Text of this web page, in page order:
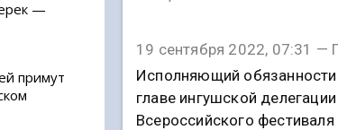
—
примут
19 сентября 2022, 07:31 —
Исполняющий
главе ингушской
Всероссийского